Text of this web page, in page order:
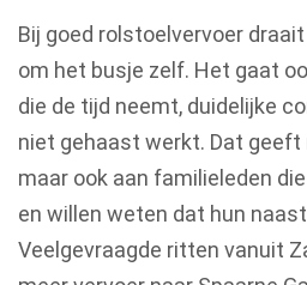
Bij goed rolstoelvervoer
om het busje zelf. Het gaat
die de tijd neemt, duidelijke
niet gehaast werkt. Dat geeft
maar ook aan familieleden
en willen weten dat hun
Veelgevraagde ritten vanuit